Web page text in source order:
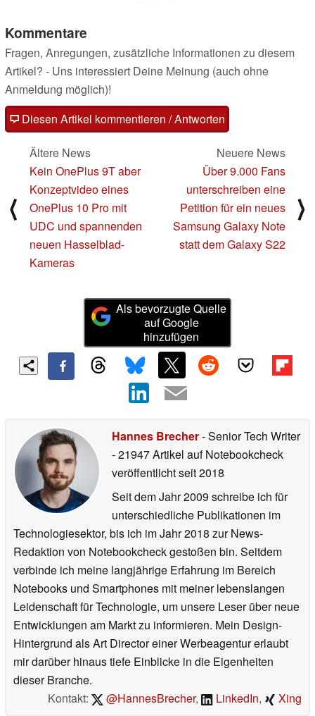
Kommentare
Fragen, Anregungen, zusätzliche Informationen zu diesem
Artikel? - Uns interessiert Deine Meinung (auch ohne
Anmeldung möglich)!
Diesen Artikel kommentieren / Antworten
⟨
Ältere News
Kein OnePlus 9T aber
Konzeptvideo eines
OnePlus 10 Pro mit
UDC und spannenden
neuen Hasselblad-
Kameras
Neuere News
Über 9.000 Fans
unterschreiben eine
Petition für ein neues
Samsung Galaxy Note
statt dem Galaxy S22
⟩
Als bevorzugte Quelle
auf Google
hinzufügen
Hannes Brecher- Senior Tech Writer
- 21947 Artikel auf Notebookcheck
veröffentlichtseit 2018
Seit dem Jahr 2009 schreibe ich für
unterschiedliche Publikationen im
Technologiesektor, bis ich im Jahr 2018 zur News-
Redaktion von Notebookcheck gestoßen bin. Seitdem
verbinde ich meine langjährige Erfahrung im Bereich
Notebooks und Smartphones mit meiner lebenslangen
Leidenschaft für Technologie, um unsere Leser über neue
Entwicklungen am Markt zu informieren. Mein Design-
Hintergrund als Art Director einer Werbeagentur erlaubt
mir darüber hinaus tiefe Einblicke in die Eigenheiten
dieser Branche.
Kontakt:
@HannesBrecher, LinkedIn, Xing